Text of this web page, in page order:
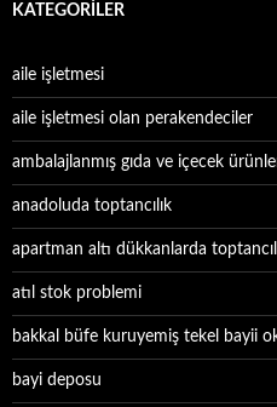
KATEGORILER
aile işletmesi
aile işletmesi olan perakendeciler
ambalajlanmış gıda ve içecek
anadoluda toptancılık
apartman altı dükkanlarda
atıl stok problemi
bakkal büfe kuruyemiş tekel bayii
bayi deposu